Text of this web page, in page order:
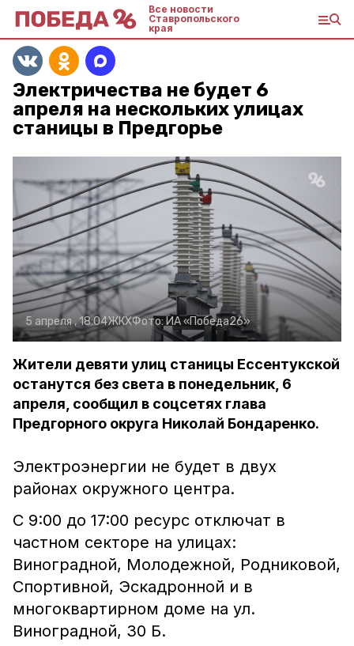
Все новости
Ставропольского
края
Электричества не будет 6
апреля на нескольких улицах
станицы в Предгорье
5 апреля , 18:04ЖКХФото:ИА «Победа26»
Жители девяти улиц станицы Ессентукской
останутся без света в понедельник, 6
апреля, сообщил в соцсетях глава
Предгорного округа Николай Бондаренко.
Электроэнергии не будет в двух
районах окружного центра.
С 9:00 до 17:00 ресурс отключат в
частном секторе на улицах:
Виноградной, Молодежной, Родниковой,
Спортивной, Эскадронной и в
многоквартирном доме на ул.
Виноградной, 30 Б.